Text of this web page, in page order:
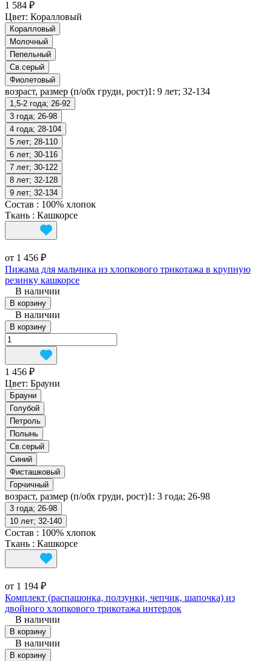
1 584 ₽
Цвет: Коралловый
Коралловый
Молочный
Пепельный
Св.серый
Фиолетовый
возраст, размер (п/обх груди, рост)1: 9 лет; 32-134
1,5-2 года; 26-92
3 года; 26-98
4 года; 28-104
5 лет; 28-110
6 лет; 30-116
7 лет; 30-122
8 лет; 32-128
9 лет; 32-134
Состав : 100% хлопок
Ткань : Кашкорсе
от 1 456 ₽
Пижама для мальчика из хлопкового трикотажа в крупную
резинку кашкорсе
В наличии
В корзину
В наличии
В корзину
1 456 ₽
Цвет: Брауни
Брауни
Голубой
Петроль
Полынь
Св.серый
Синий
Фисташковый
Горчичный
возраст, размер (п/обх груди, рост)1: 3 года; 26-98
3 года; 26-98
10 лет; 32-140
Состав : 100% хлопок
Ткань : Кашкорсе
от 1 194 ₽
Комплект (распашонка, ползунки, чепчик, шапочка) из
двойного хлопкового трикотажа интерлок
В наличии
В корзину
В наличии
В корзину